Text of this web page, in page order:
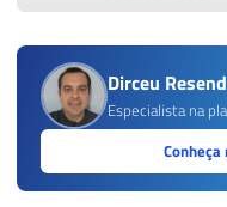
Dirceu
Especialista na